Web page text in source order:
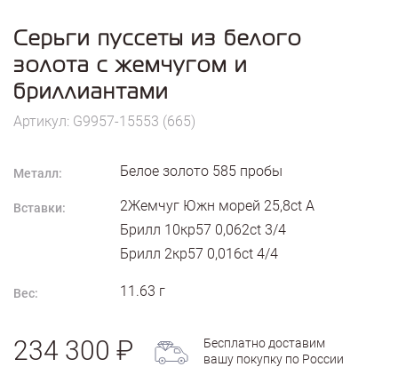
Серьги пуссеты из белого
золота с жемчугом и
бриллиантами
Артикул: G9957-15553 (665)
Металл: Белое золото 585 пробы
Вставки:
2Жемчуг Южн морей 25,8ct A
Брилл 10кр57 0,062ct 3/4
Брилл 2кр57 0,016ct 4/4
Вес: 11.63 г
234 300
Бесплатно доставим
вашу покупку по России